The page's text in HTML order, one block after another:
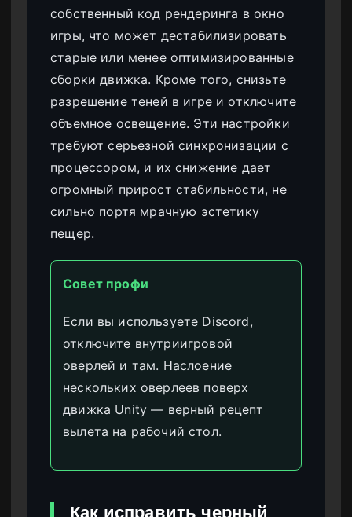
собственный код рендеринга в окно
игры, что может дестабилизировать
старые или менее оптимизированные
сборки движка. Кроме того, снизьте
разрешение теней в игре и отключите
объемное освещение. Эти настройки
требуют серьезной синхронизации с
процессором, и их снижение дает
огромный прирост стабильности, не
сильно портя мрачную эстетику
пещер.
Совет профи
Если вы используете Discord,
отключите внутриигровой
оверлей и там. Наслоение
нескольких оверлеев поверх
движка Unity — верный рецепт
вылета на рабочий стол.
Как исправить черный